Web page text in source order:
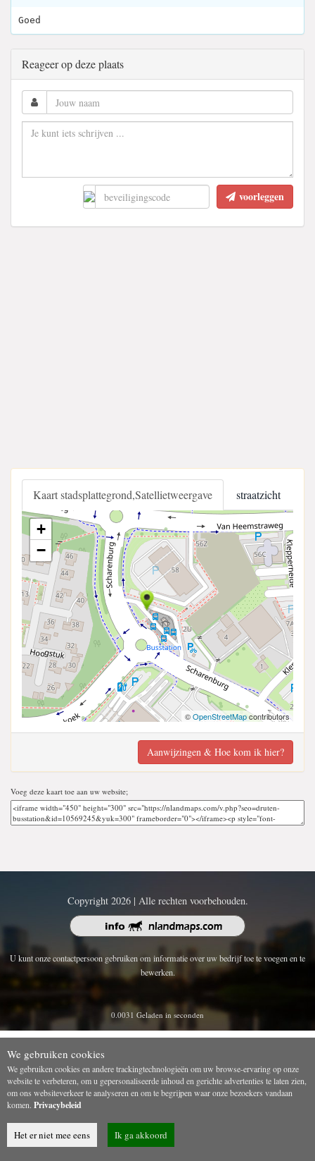
Goed
Reageer op deze plaats
voorleggen
Kaart stadsplattegrond,Satellietweergave straatzicht
+
−
©OpenStreetMapcontributors
Aanwijzingen & Hoe kom ik hier?
Voeg deze kaart toe aan uw website;
Copyright 2026 | Alle rechten voorbehouden.
U kunt onze contactpersoon gebruiken om informatie over uw bedrijf toe te voegen en te
bewerken.
0.0031 Geladen in seconden
We gebruiken cookies
We gebruiken cookies en andere trackingtechnologieën om uw browse-ervaring op onze
website te verbeteren, om u gepersonaliseerde inhoud en gerichte advertenties te laten zien,
om ons websiteverkeer te analyseren en om te begrijpen waar onze bezoekers vandaan
komen. Privacybeleid
Het er niet mee eens Ik ga akkoord